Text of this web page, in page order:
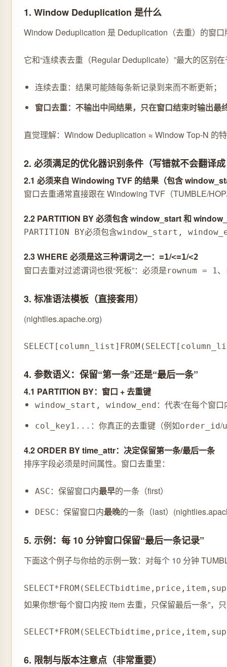
1. Window Deduplication 是什么
Window Deduplication 是 Deduplication（去重）的窗口
它和“连续表去重（Regular Deduplicate）”最大的区别
连续去重：结果可能随每条新记录到来而不断更新；
窗口去重：不输出中间结果，只在窗口结束时输出最
直觉理解：Window Deduplication ≈ Window Top-N 的
2. 必须满足的优化器识别条件（写错就不会翻译
2.1 必须来自 Windowing TVF 的结果（包含
窗口去重通常直接跟在 Windowing TVF（TUMBLE/
2.2 PARTITION BY 必须包含 window_start 和
PARTITION BY必须包含window_start,
2.3 WHERE 必须是这三种谓词之一： =1/<=1/<2
窗口去重对过滤谓词也很“死板”：必须是rownum = 1、
3. 标准语法模板（直接套用）
(nightlies.apache.org)
SELECT[ column_list ] FROM ( SELECT[
4. 参数语义：保留“第一条”还是“最后一条”
4.1 PARTITION BY：窗口 + 去重键
window_start, window_end ：代表“在每个窗口
col_key1... ：你真正的去重键（例如order_id/
4.2 ORDER BY time_attr：决定保留第一条/最后一条
排序字段必须是时间属性。窗口去重里：
ASC ：保留窗口内最早的一条（first）
DESC ：保留窗口内最晚的一条（last）
5. 示例：每 10 分钟窗口保留“最后一条记录”
下面这个例子与你给的示例一致：对每个 10 分钟
SELECT*FROM ( SELECTbidtime , price , item ,
如果你想“每个窗口内按 item 去重，只保留最后一条”，
SELECT*FROM ( SELECTbidtime , price , item ,
6. 限制与版本注意点（非常重要）